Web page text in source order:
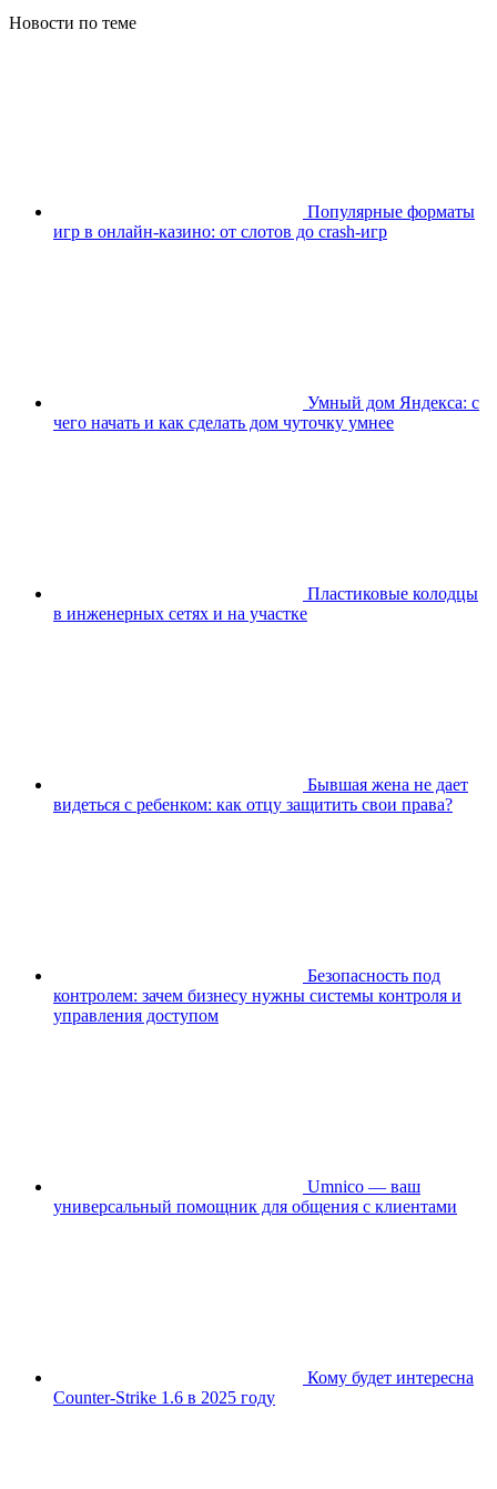
Новости по теме
Популярные форматы
игр в онлайн-казино: от слотов до crash-игр
Умный дом Яндекса: с
чего начать и как сделать дом чуточку умнее
Пластиковые колодцы
в инженерных сетях и на участке
Бывшая жена не дает
видеться с ребенком: как отцу защитить свои права?
Безопасность под
контролем: зачем бизнесу нужны системы контроля и
управления доступом
Umnico — ваш
универсальный помощник для общения с клиентами
Кому будет интересна
Counter-Strike 1.6 в 2025 году